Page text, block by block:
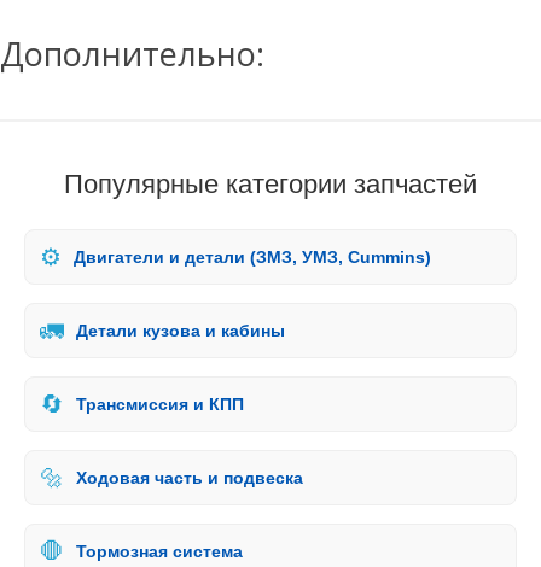
Дополнительно:
Популярные категории запчастей
⚙️ Двигатели и детали (ЗМЗ, УМЗ, Cummins)
🚛 Детали кузова и кабины
🔄 Трансмиссия и КПП
🔩 Ходовая часть и подвеска
🛑 Тормозная система